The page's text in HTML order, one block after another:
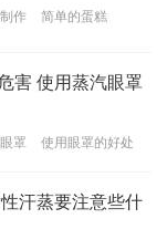
作 简单的蛋糕
害 使用蒸汽眼罩
罩
使用眼罩的好处
汗蒸要注意些什